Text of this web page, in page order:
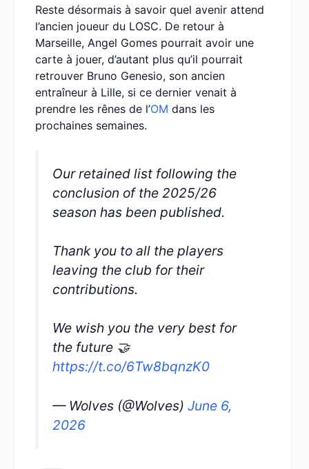
Reste désormais à savoir quel avenir attend
l’ancien joueur du LOSC. De retour à
Marseille, Angel Gomes pourrait avoir une
carte à jouer, d’autant plus qu’il pourrait
retrouver Bruno Genesio, son ancien
entraîneur à Lille, si ce dernier venait à
prendre les rênes de l’OM dans les
prochaines semaines.
Our retained list following the
conclusion of the 2025/26
season has been published.
Thank you to all the players
leaving the club for their
contributions.
We wish you the very best for
the future 🤝
https://t.co/6Tw8bqnzK0
— Wolves (@Wolves) June 6,
2026